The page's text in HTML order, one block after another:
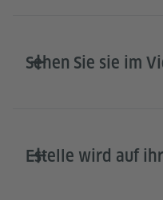
Sehen Sie sie im
Estelle wird auf